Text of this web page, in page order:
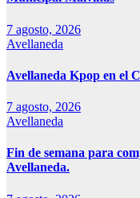
7 agosto, 2026
Avellaneda
Avellaneda Kpop en el
7 agosto, 2026
Avellaneda
Fin de semana para
Avellaneda.